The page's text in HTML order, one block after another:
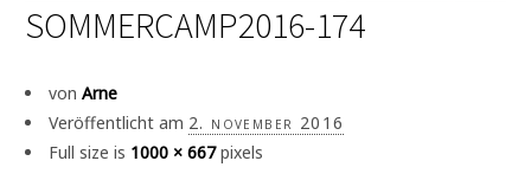
SOMMERCAMP2016-174
von Arne
Veröffentlicht am 2. november 2016
Full size is 1000 × 667pixels